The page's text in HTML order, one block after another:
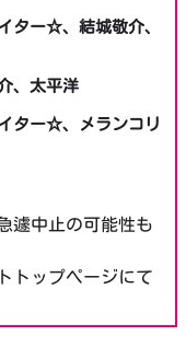
ター☆、結城敬介、
、太平洋
ター☆、メランコリ
遽中止の可能性も
トップページにて